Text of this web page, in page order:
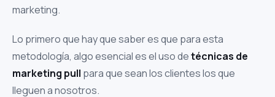
marketing.
Lo primero que hay que saber es que para esta
metodología, algo esencial es el uso detécnicas de
marketing pull para que sean los clientes los que
lleguen a nosotros.